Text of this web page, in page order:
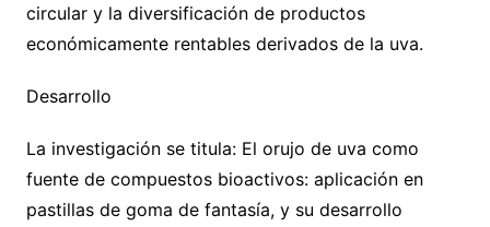
circular y la diversificación de productos
económicamente rentables derivados de la uva.
Desarrollo
La investigación se titula: El orujo de uva como
fuente de compuestos bioactivos: aplicación en
pastillas de goma de fantasía, y su desarrollo